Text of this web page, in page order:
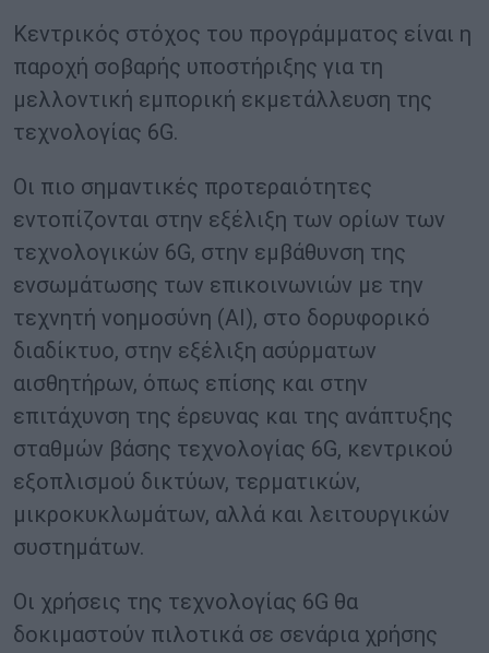
Κεντρικός στόχος του προγράμματος είναι η
παροχή σοβαρής υποστήριξης για τη
μελλοντική εμπορική εκμετάλλευση της
τεχνολογίας 6G.
Οι πιο σημαντικές προτεραιότητες
εντοπίζονται στην εξέλιξη των ορίων των
τεχνολογικών 6G, στην εμβάθυνση της
ενσωμάτωσης των επικοινωνιών με την
τεχνητή νοημοσύνη (ΑΙ), στο δορυφορικό
διαδίκτυο, στην εξέλιξη ασύρματων
αισθητήρων, όπως επίσης και στην
επιτάχυνση της έρευνας και της ανάπτυξης
σταθμών βάσης τεχνολογίας 6G, κεντρικού
εξοπλισμού δικτύων, τερματικών,
μικροκυκλωμάτων, αλλά και λειτουργικών
συστημάτων.
Οι χρήσεις της τεχνολογίας 6G θα
δοκιμαστούν πιλοτικά σε σενάρια χρήσης